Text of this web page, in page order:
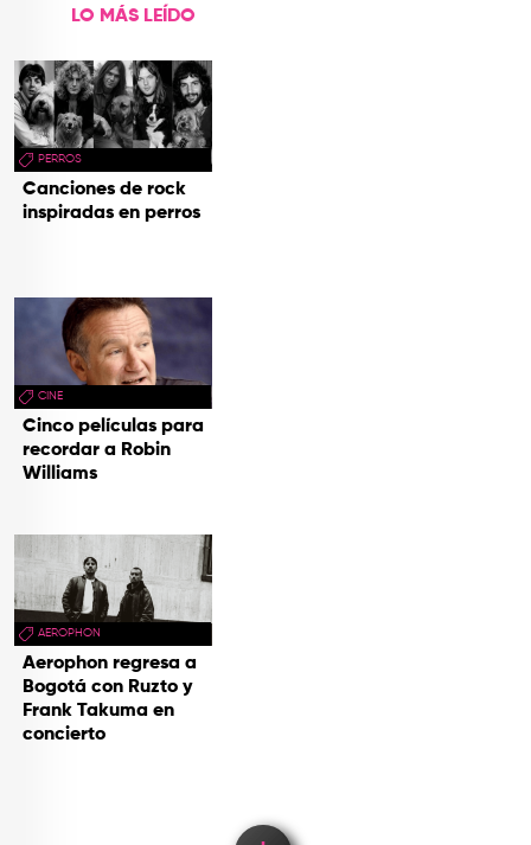
LO MÁS LEÍDO
PERROS
Canciones de rock
inspiradas en perros
CINE
Cinco películas para
recordar a Robin
Williams
AEROPHON
Aerophon regresa a
Bogotá con Ruzto y
Frank Takuma en
concierto